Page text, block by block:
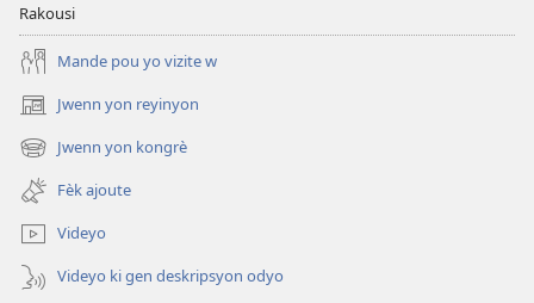
Rakousi
Mande pou yo vizite w
Jwenn yon reyinyon
(opens
new
window)
Jwenn yon kongrè
(opens
new
window)
Fèk ajoute
Videyo
Videyo ki gen deskripsyon odyo